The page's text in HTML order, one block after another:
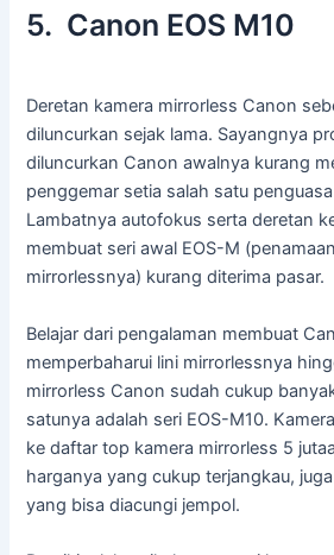
5. Canon EOS M10
Deretan kamera mirrorless Canon
diluncurkan sejak lama. Sayangnya
diluncurkan Canon awalnya kurang
penggemar setia salah satu penguasa
Lambatnya autofokus serta deretan
membuat seri awal EOS-M
mirrorlessnya) kurang diterima pasar.
Belajar dari pengalaman membuat
memperbaharui lini mirrorlessnya
mirrorless Canon sudah cukup
satunya adalah seri EOS-M10.
ke daftar top kamera mirrorless 5
harganya yang cukup terjangkau,
yang bisa diacungi jempol.